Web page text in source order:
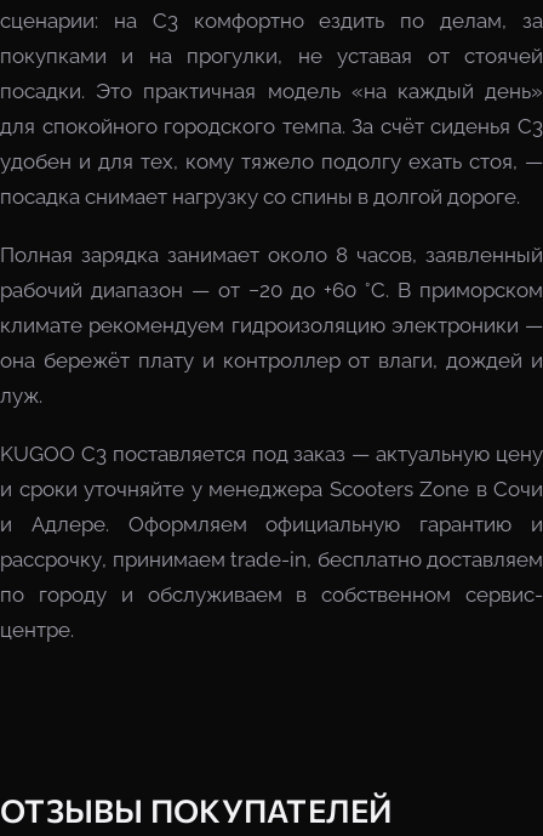
сценарии: на C3 комфортно ездить по делам, за
покупками и на прогулки, не уставая от стоячей
посадки. Это практичная модель «на каждый день»
для спокойного городского темпа. За счёт сиденья C3
удобен и для тех, кому тяжело подолгу ехать стоя, —
посадка снимает нагрузку со спины в долгой дороге.
Полная зарядка занимает около 8 часов, заявленный
рабочий диапазон — от −20 до +60 °C. В приморском
климате рекомендуем гидроизоляцию электроники —
она бережёт плату и контроллер от влаги, дождей и
луж.
KUGOO C3 поставляется под заказ — актуальную цену
и сроки уточняйте у менеджера Scooters Zone в Сочи
и Адлере. Оформляем официальную гарантию и
рассрочку, принимаем trade-in, бесплатно доставляем
по городу и обслуживаем в собственном сервис-
центре.
ОТЗЫВЫ ПОКУПАТЕЛЕЙ